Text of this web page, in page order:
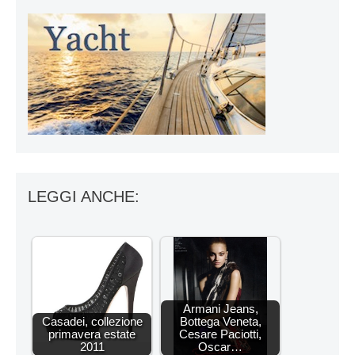
LEGGI ANCHE:
Casadei, collezione
primavera estate
2011
Armani Jeans,
Bottega Veneta,
Cesare Paciotti,
Oscar…